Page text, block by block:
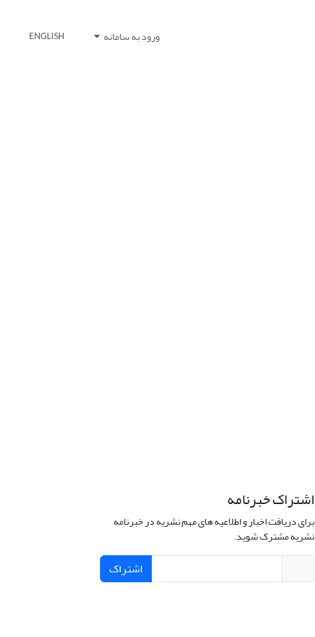
ورود به سامانه ENGLISH
اشتراک خبرنامه
برای دریافت اخبار و اطلاعیه های مهم نشریه در خبرنامه
نشریه مشترک شوید.
اشتراک